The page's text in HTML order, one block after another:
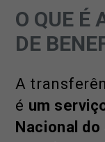
O QUE É
DE
A
é um
Nacional